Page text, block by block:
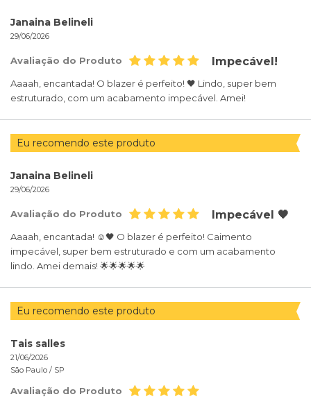
Janaina Belineli
29/06/2026
Avaliação do Produto Impecável!
Aaaah, encantada! O blazer é perfeito! 🖤 Lindo, super bem
estruturado, com um acabamento impecável. Amei!
Eu recomendo este produto
Janaina Belineli
29/06/2026
Avaliação do Produto Impecável 🖤
Aaaah, encantada! ☺️🖤 O blazer é perfeito! Caimento
impecável, super bem estruturado e com um acabamento
lindo. Amei demais! 🌟🌟🌟🌟🌟
Eu recomendo este produto
Tais salles
21/06/2026
São Paulo / SP
Avaliação do Produto